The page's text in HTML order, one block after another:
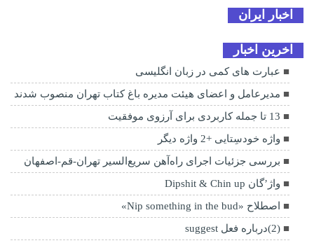
اخبار ایران
اخرین اخبار
عبارت های کمی در زبان انگلیسی
مدیرعامل و اعضای هیئت مدیره باغ کتاب تهران منصوب شدند
13 تا جمله کاربردی برای آرزوی موفقیت
واژه خودسِتایی +2 واژه دیگر
بررسی جزئیات اجرای راه‌آهن سریع‌السیر تهران-قم-اصفهان
واژ’گان Dipshit & Chin up
اصطلاح «Nip something in the bud»
(2)درباره فعل suggest